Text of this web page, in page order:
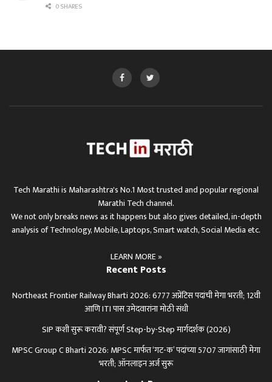
0 SHARES
Tech Marathi is Maharashtra's No.1 Most trusted and popular regional
Marathi Tech channel.
We not only breaks news as it happens but also gives detailed, in-depth
analysis of Technology, Mobile, Laptops, Smart watch, Social Media etc.
LEARN MORE »
Recent Posts
Northeast Frontier Railway Bharti 2026: 6777 अप्रेंटिस पदांची मेगा भरती; 12वी
आणि ITI पास उमेदवारांना मोठी संधी
SIP कशी सुरू करावी? संपूर्ण Step-by-Step मार्गदर्शक (2026)
MPSC Group C Bharti 2026: MPSC मार्फत ‘गट-क’ पदांच्या 5707 जागांसाठी मेगा
भरती; ऑनलाइन अर्ज सुरू